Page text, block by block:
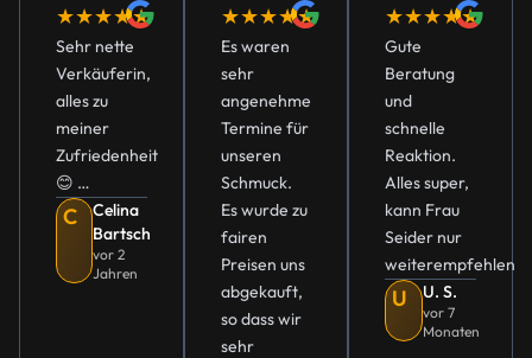
★★★★★
Sehr nette
Verkäuferin,
alles zu
meiner
Zufriedenheit
😊 …
C
Celina
Bartsch
vor 2
Jahren
★★★★★
Es waren
sehr
angenehme
Termine für
unseren
Schmuck.
Es wurde zu
fairen
Preisen uns
abgekauft,
so dass wir
sehr
★★★★★
Gute
Beratung
und
schnelle
Reaktion.
Alles super,
kann Frau
Seider nur
weiterempfehlen
U U. S.
vor 7
Monaten